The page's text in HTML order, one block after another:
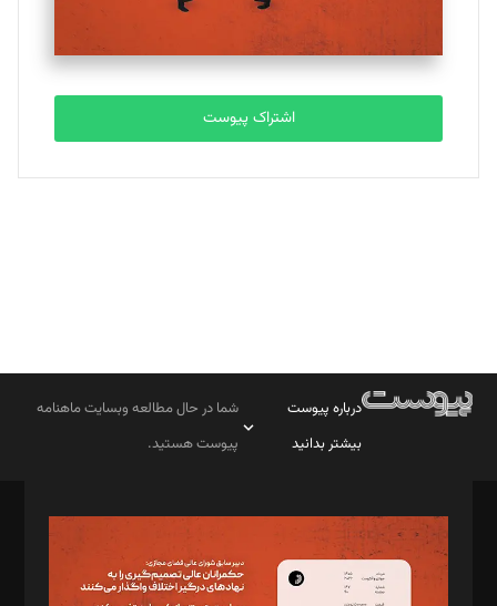
مصطفی مسجدی آرانی
تحریریه
بابک نقاش
تحریریه
اشتراک پیوست
درباره پیوست
بیشتر بدانید
شما در حال مطالعه وبسایت ماهنامه
پیوست هستید.
مدیر مسئول: محمدباقر اثنی‌عشری
سردبیر: مهرک محمودی
دبیر تحریریه: میثم قاسمی